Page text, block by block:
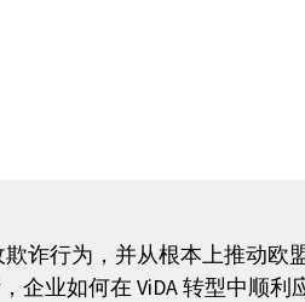
诈行为，并从根本上推动欧
业如何在 ViDA 转型中顺利